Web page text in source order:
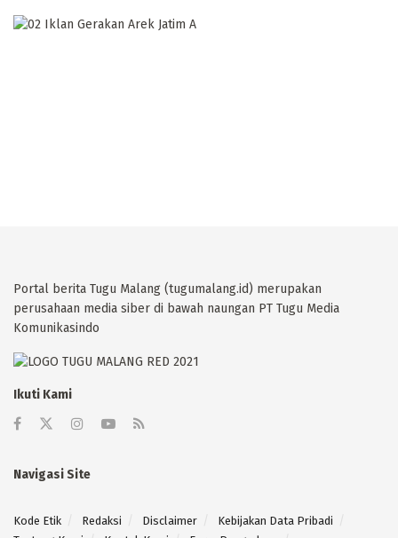
Portal berita Tugu Malang (tugumalang.id) merupakan
perusahaan media siber di bawah naungan PT Tugu Media
Komunikasindo
Ikuti Kami
Navigasi Site
Kode Etik Redaksi Disclaimer
Kebijakan Data Pribadi